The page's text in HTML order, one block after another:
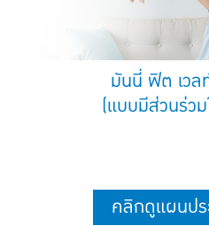
มันนี่ ฟิต เวล
(แบบมีส่วนร่ว
คลิกดูแผนป